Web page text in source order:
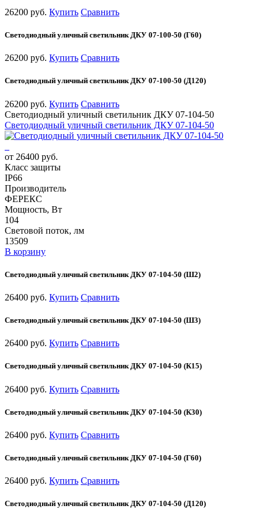
26200 руб. Купить Сравнить
Светодиодный уличный светильник ДКУ 07-100-50 (Г60)
26200 руб. Купить Сравнить
Светодиодный уличный светильник ДКУ 07-100-50 (Д120)
26200 руб. Купить Сравнить
Светодиодный уличный светильник ДКУ 07-104-50
Светодиодный уличный светильник ДКУ 07-104-50
от 26400 руб.
Класс защиты
IP66
Производитель
ФЕРЕКС
Мощность, Вт
104
Световой поток, лм
13509
В корзину
Светодиодный уличный светильник ДКУ 07-104-50 (Ш2)
26400 руб. Купить Сравнить
Светодиодный уличный светильник ДКУ 07-104-50 (Ш3)
26400 руб. Купить Сравнить
Светодиодный уличный светильник ДКУ 07-104-50 (К15)
26400 руб. Купить Сравнить
Светодиодный уличный светильник ДКУ 07-104-50 (К30)
26400 руб. Купить Сравнить
Светодиодный уличный светильник ДКУ 07-104-50 (Г60)
26400 руб. Купить Сравнить
Светодиодный уличный светильник ДКУ 07-104-50 (Д120)